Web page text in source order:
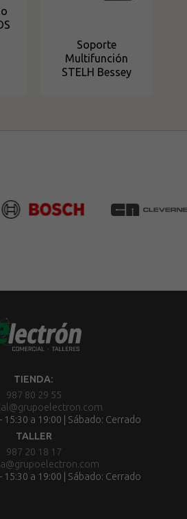
Soporte
Multifunción
STELH Bessey
TIENDA:
987 80 29 55
15:30 a 19:00 | Sábado: Cerrado
TALLER
987 20 18 17
15:30 a 19:00 | Sábado: Cerrado